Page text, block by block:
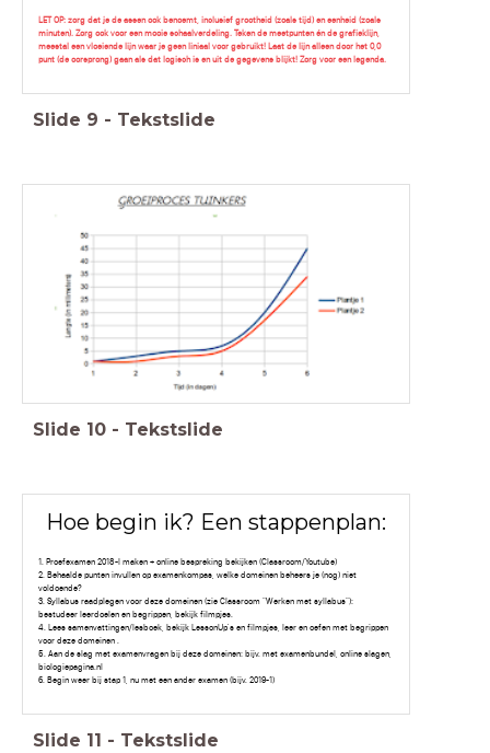
LET OP: zorg dat je de assen ook benoemt, inclusief grootheid (zoals tijd) en eenheid (zoals
minuten). Zorg ook voor een mooie schaalverdeling. Teken de meetpunten én de grafieklijn,
meestal een vloeiende lijn waar je geen liniaal voor gebruikt! Laat de lijn alleen door het 0,0
punt (de oorsprong) gaan als dat logisch is en uit de gegevens blijkt! Zorg voor een legenda.
Slide 9 - Tekstslide
Slide 10 - Tekstslide
Hoe begin ik? Een stappenplan:
1. Proefexamen 2018-I maken + online bespreking bekijken (Classroom/Youtube)
2. Behaalde punten invullen op examenkompas, welke domeinen beheers je (nog) niet
voldoende?
3. Syllabus raadplegen voor deze domeinen (zie Classroom "Werken met syllabus"):
bestudeer leerdoelen en begrippen, bekijk filmpjes.
4. Lees samenvattingen/lesboek, bekijk LessonUp's en filmpjes, leer en oefen met begrippen
voor deze domeinen .
5. Aan de slag met examenvragen bij deze domeinen: bijv. met examenbundel, online slagen,
biologiepagina.nl
6. Begin weer bij stap 1, nu met een ander examen (bijv. 2019-1)
Slide 11 - Tekstslide